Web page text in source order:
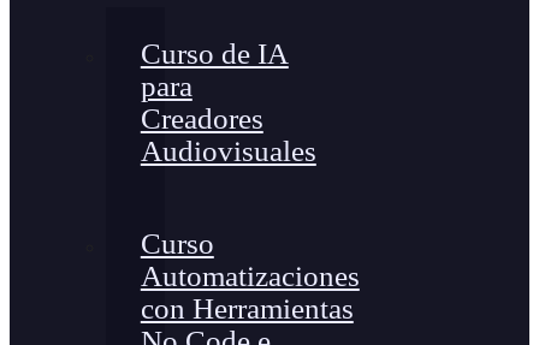
Curso de IA
para
Creadores
Audiovisuales
Curso
Automatizaciones
con Herramientas